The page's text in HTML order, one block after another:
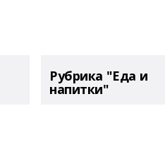
Рубрика "Еда и
напитки"